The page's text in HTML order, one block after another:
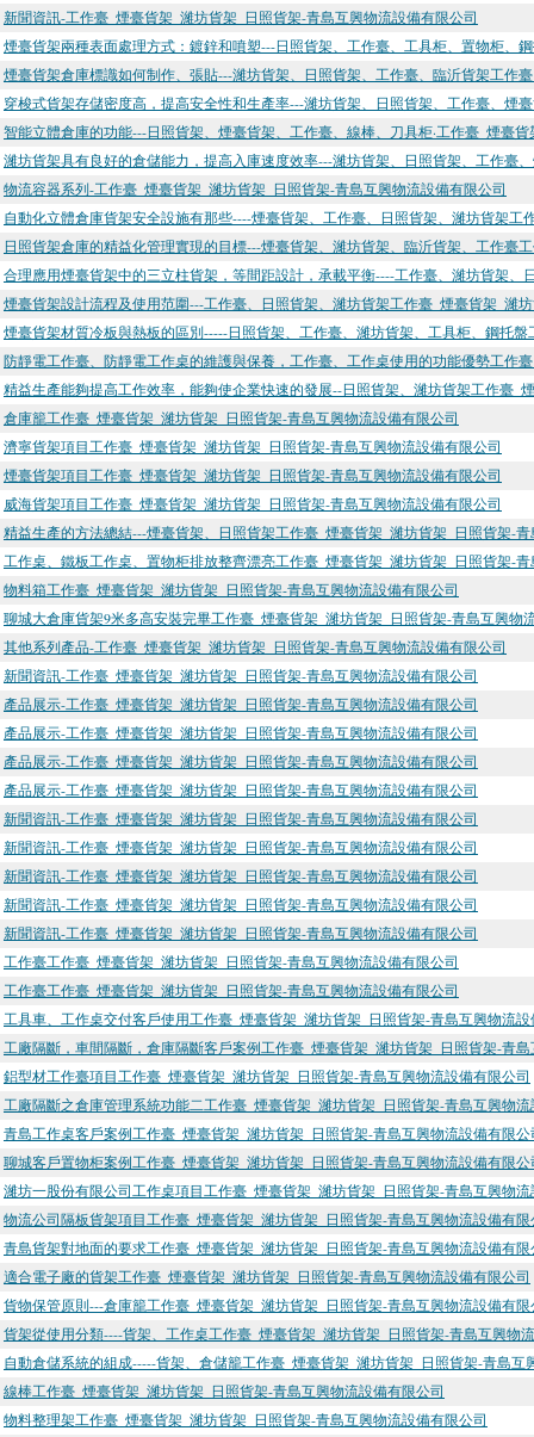
新聞資訊-工作臺_煙臺貨架_濰坊貨架_日照貨架-青島互興物流設備有限公司
煙臺貨架兩種表面處理方式：鍍鋅和噴塑---日照貨架、工作臺、工具柜、置物柜、
煙臺貨架倉庫標識如何制作、張貼---濰坊貨架、日照貨架、工作臺、臨沂貨架工作
穿梭式貨架存儲密度高，提高安全性和生產率---濰坊貨架、日照貨架、工作臺、煙
智能立體倉庫的功能---日照貨架、煙臺貨架、工作臺、線棒、刀具柜·工作臺_煙臺
濰坊貨架具有良好的倉儲能力，提高入庫速度效率---濰坊貨架、日照貨架、工作臺
物流容器系列-工作臺_煙臺貨架_濰坊貨架_日照貨架-青島互興物流設備有限公司
自動化立體倉庫貨架安全設施有那些----煙臺貨架、工作臺、日照貨架、濰坊貨架
日照貨架倉庫的精益化管理實現的目標---煙臺貨架、濰坊貨架、臨沂貨架、工作臺
合理應用煙臺貨架中的三立柱貨架，等間距設計，承載平衡----工作臺、濰坊貨架
煙臺貨架設計流程及使用范圍---工作臺、日照貨架、濰坊貨架工作臺_煙臺貨架_濰
煙臺貨架材質冷板與熱板的區別-----日照貨架、工作臺、濰坊貨架、工具柜、鋼托
防靜電工作臺、防靜電工作桌的維護與保養，工作臺、工作桌使用的功能優勢工作
精益生產能夠提高工作效率，能夠使企業快速的發展--日照貨架、濰坊貨架工作臺_
倉庫籠工作臺_煙臺貨架_濰坊貨架_日照貨架-青島互興物流設備有限公司
濟寧貨架項目工作臺_煙臺貨架_濰坊貨架_日照貨架-青島互興物流設備有限公司
煙臺貨架項目工作臺_煙臺貨架_濰坊貨架_日照貨架-青島互興物流設備有限公司
威海貨架項目工作臺_煙臺貨架_濰坊貨架_日照貨架-青島互興物流設備有限公司
精益生產的方法總結---煙臺貨架、日照貨架工作臺_煙臺貨架_濰坊貨架_日照貨架-
工作桌、鐵板工作桌、置物柜排放整齊漂亮工作臺_煙臺貨架_濰坊貨架_日照貨架-
物料箱工作臺_煙臺貨架_濰坊貨架_日照貨架-青島互興物流設備有限公司
聊城大倉庫貨架9米多高安裝完畢工作臺_煙臺貨架_濰坊貨架_日照貨架-青島互興物
其他系列產品-工作臺_煙臺貨架_濰坊貨架_日照貨架-青島互興物流設備有限公司
新聞資訊-工作臺_煙臺貨架_濰坊貨架_日照貨架-青島互興物流設備有限公司
產品展示-工作臺_煙臺貨架_濰坊貨架_日照貨架-青島互興物流設備有限公司
產品展示-工作臺_煙臺貨架_濰坊貨架_日照貨架-青島互興物流設備有限公司
產品展示-工作臺_煙臺貨架_濰坊貨架_日照貨架-青島互興物流設備有限公司
產品展示-工作臺_煙臺貨架_濰坊貨架_日照貨架-青島互興物流設備有限公司
新聞資訊-工作臺_煙臺貨架_濰坊貨架_日照貨架-青島互興物流設備有限公司
新聞資訊-工作臺_煙臺貨架_濰坊貨架_日照貨架-青島互興物流設備有限公司
新聞資訊-工作臺_煙臺貨架_濰坊貨架_日照貨架-青島互興物流設備有限公司
新聞資訊-工作臺_煙臺貨架_濰坊貨架_日照貨架-青島互興物流設備有限公司
新聞資訊-工作臺_煙臺貨架_濰坊貨架_日照貨架-青島互興物流設備有限公司
工作臺工作臺_煙臺貨架_濰坊貨架_日照貨架-青島互興物流設備有限公司
工作臺工作臺_煙臺貨架_濰坊貨架_日照貨架-青島互興物流設備有限公司
工具車、工作桌交付客戶使用工作臺_煙臺貨架_濰坊貨架_日照貨架-青島互興物流
工廠隔斷，車間隔斷，倉庫隔斷客戶案例工作臺_煙臺貨架_濰坊貨架_日照貨架-青
鋁型材工作臺項目工作臺_煙臺貨架_濰坊貨架_日照貨架-青島互興物流設備有限公司
工廠隔斷之倉庫管理系統功能二工作臺_煙臺貨架_濰坊貨架_日照貨架-青島互興物
青島工作桌客戶案例工作臺_煙臺貨架_濰坊貨架_日照貨架-青島互興物流設備有限公
聊城客戶置物柜案例工作臺_煙臺貨架_濰坊貨架_日照貨架-青島互興物流設備有限公
濰坊一股份有限公司工作桌項目工作臺_煙臺貨架_濰坊貨架_日照貨架-青島互興物
物流公司隔板貨架項目工作臺_煙臺貨架_濰坊貨架_日照貨架-青島互興物流設備有限
青島貨架對地面的要求工作臺_煙臺貨架_濰坊貨架_日照貨架-青島互興物流設備有限
適合電子廠的貨架工作臺_煙臺貨架_濰坊貨架_日照貨架-青島互興物流設備有限公司
貨物保管原則---倉庫籠工作臺_煙臺貨架_濰坊貨架_日照貨架-青島互興物流設備有限
貨架從使用分類----貨架、工作桌工作臺_煙臺貨架_濰坊貨架_日照貨架-青島互興物
自動倉儲系統的組成-----貨架、倉儲籠工作臺_煙臺貨架_濰坊貨架_日照貨架-青島互
線棒工作臺_煙臺貨架_濰坊貨架_日照貨架-青島互興物流設備有限公司
物料整理架工作臺_煙臺貨架_濰坊貨架_日照貨架-青島互興物流設備有限公司